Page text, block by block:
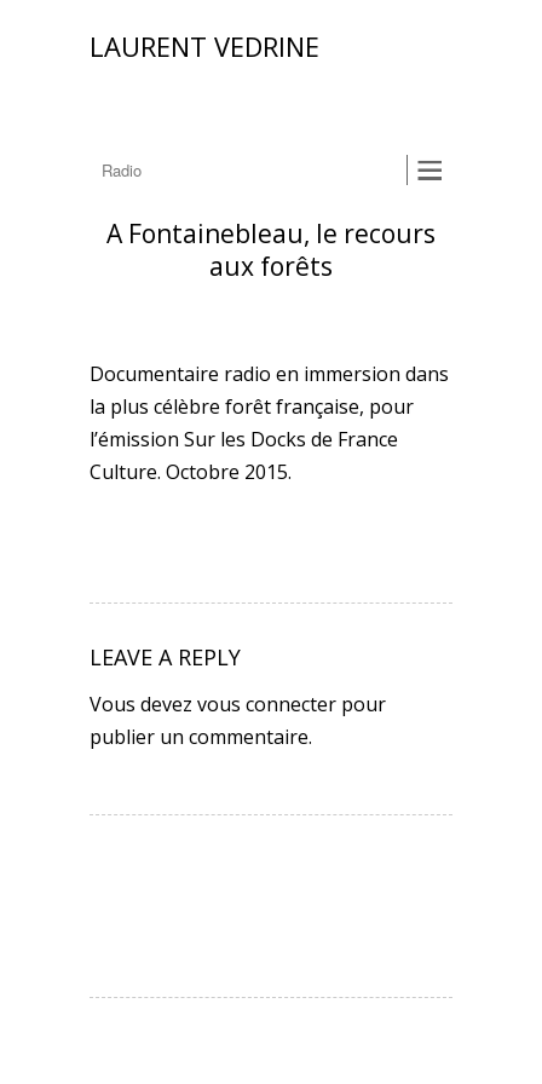
LAURENT VEDRINE
A Fontainebleau, le recours
aux forêts
Documentaire radio en immersion dans
la plus célèbre forêt française, pour
l’émission Sur les Docks de France
Culture. Octobre 2015.
LEAVE A REPLY
Vous devez vous connecter pour
publier un commentaire.